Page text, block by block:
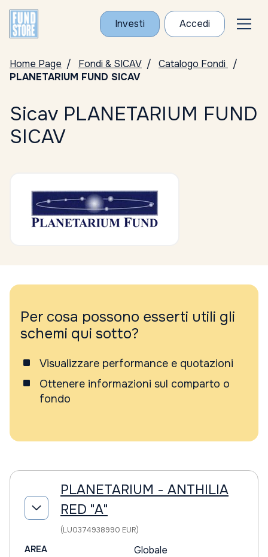
Investi Accedi
Home Page Fondi & SICAV
Catalogo Fondi
PLANETARIUM FUND SICAV
Sicav PLANETARIUM FUND
SICAV
Per cosa possono esserti utili gli
schemi qui sotto?
Visualizzare performance e quotazioni
Ottenere informazioni sul comparto o
fondo
PLANETARIUM - ANTHILIA
RED "A"
(LU0374938990 EUR)
AREA Globale